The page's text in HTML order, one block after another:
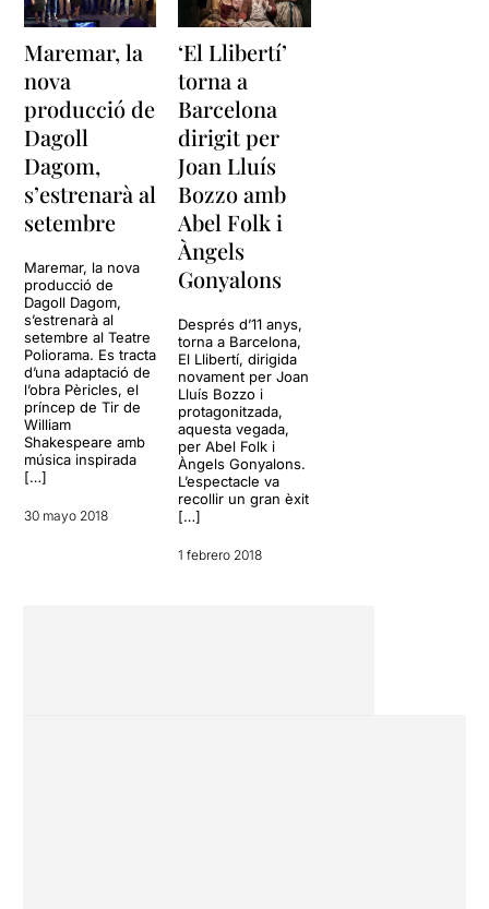
Maremar, la
nova
producció de
Dagoll
Dagom,
s’estrenarà al
setembre
Maremar, la nova
producció de
Dagoll Dagom,
s’estrenarà al
setembre al Teatre
Poliorama. Es tracta
d’una adaptació de
l’obra Pèricles, el
príncep de Tir de
William
Shakespeare amb
música inspirada
[…]
30 mayo 2018
‘El Llibertí’
torna a
Barcelona
dirigit per
Joan Lluís
Bozzo amb
Abel Folk i
Àngels
Gonyalons
Després d’11 anys,
torna a Barcelona,
El Llibertí, dirigida
novament per Joan
Lluís Bozzo i
protagonitzada,
aquesta vegada,
per Abel Folk i
Àngels Gonyalons.
L’espectacle va
recollir un gran èxit
[…]
1 febrero 2018